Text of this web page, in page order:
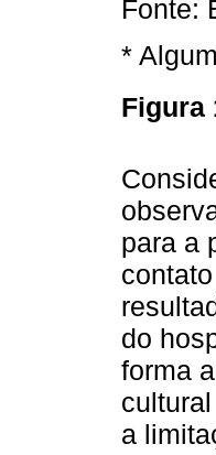
Fonte:
*
Figura
para a
do
forma
a